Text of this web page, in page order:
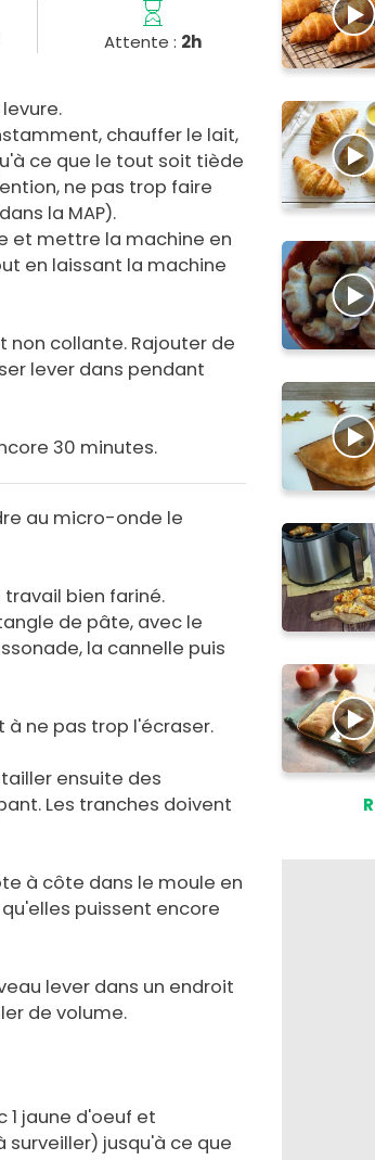
Attente : 2h
chauffer le lait,
ce que le tout soit tiède
ne pas trop faire
la MAP).
et mettre la machine en
en laissant la machine
collante. Rajouter de
lever dans pendant
30 minutes.
au micro-onde le
bien fariné.
de pâte, avec le
la cannelle puis
ne pas trop l'écraser.
ensuite des
Les tranches doivent
à côte dans le moule en
puissent encore
lever dans un endroit
de volume.
1 jaune d'oeuf et
jusqu'à ce que